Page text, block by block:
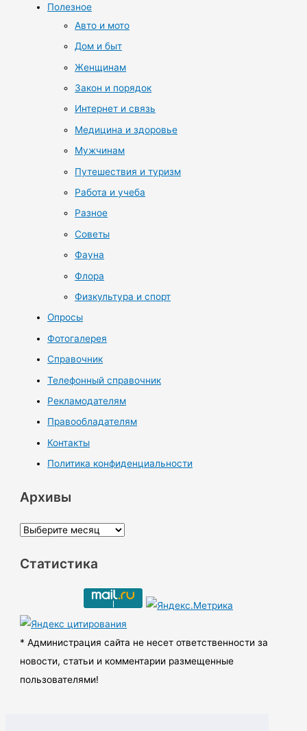
Полезное
Авто и мото
Дом и быт
Женщинам
Закон и порядок
Интернет и связь
Медицина и здоровье
Мужчинам
Путешествия и туризм
Работа и учеба
Разное
Советы
Фауна
Флора
Физкультура и спорт
Опросы
Фотогалерея
Справочник
Телефонный справочник
Рекламодателям
Правообладателям
Контакты
Политика конфиденциальности
Архивы
А
х
ы
Статистика
* Администрация сайта не несет ответственности за
новости, статьи и комментарии размещенные
пользователями!